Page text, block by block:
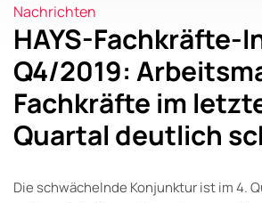
Nachrichten
HAYS-Fachkräfte-
Q4/2019:
Fachkräfte im
Quartal deutlich
Die schwächelnde Konjunktur ist im 4.